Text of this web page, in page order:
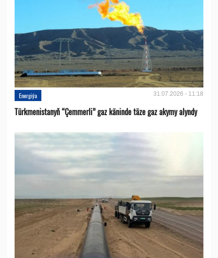
Energiýa 31.07.2026 - 11:18
Türkmenistanyň “Çemmerli” gaz käninde täze gaz akymy alyndy